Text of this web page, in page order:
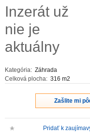
ZVÝRAZNENIE REALITNÝCH INZERÁTOV
Inzerát už
nie je
aktuálny
Kategória: Záhrada
Celková plocha: 316 m2
Zašlite mi
Pridať k